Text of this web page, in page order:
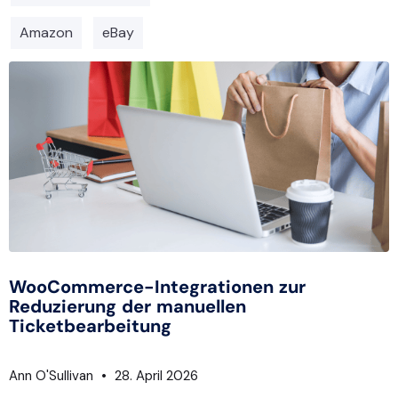
Amazon eBay
WooCommerce-Integrationen zur
Reduzierung der manuellen
Ticketbearbeitung
Ann O'Sullivan 28. April 2026